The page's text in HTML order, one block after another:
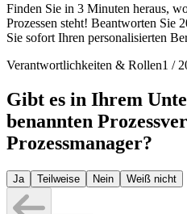
Finden Sie in 3 Minuten heraus,
Prozessen steht! Beantworten Sie
Sie sofort Ihren personalisierten
Verantwortlichkeiten & Rollen1 /
Gibt es in Ihrem
benannten
Prozessmanager?
Ja Teilweise Nein Weiß nicht